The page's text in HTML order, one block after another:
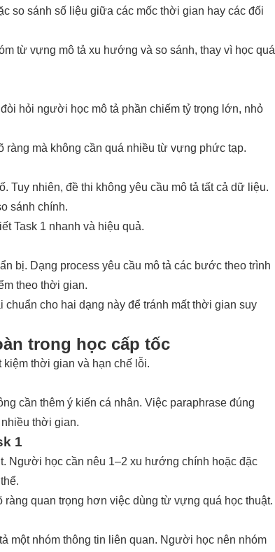
so sánh số liệu giữa các mốc thời gian hay các đối
từ vựng mô tả xu hướng và so sánh, thay vì học quá
hỏi người học mô tả phần chiếm tỷ trọng lớn, nhỏ
ràng mà không cần quá nhiều từ vựng phức tạp.
nhiên, đề thi không yêu cầu mô tả tất cả dữ liệu.
sánh chính.
Task 1 nhanh và hiệu quả.
bị. Dạng process yêu cầu mô tả các bước theo trình
theo thời gian.
cho hai dạng này để tránh mất thời gian suy
trong học cấp tốc
thời gian và hạn chế lỗi.
cần thêm ý kiến cá nhân. Việc paraphrase đúng
thời gian.
1
. Người học cần nêu 1–2 xu hướng chính hoặc đặc
quan trọng hơn việc dùng từ vựng quá học thuật.
một nhóm thông tin liên quan. Người học nên nhóm